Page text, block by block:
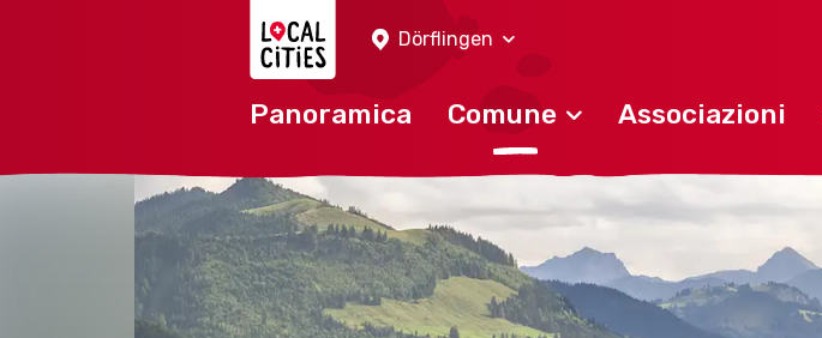
Dörflingen
Panoramica Comune Associazioni